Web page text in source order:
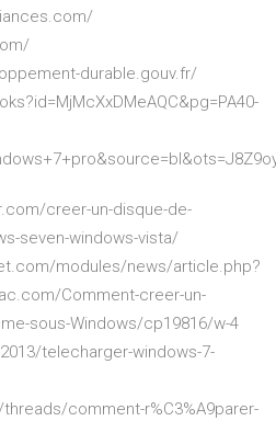
durable.gouv.fr/
creer-un-disque-de-
seven-windows-vista/
modules/news/article.php?
Comment-creer-un-
sous-Windows/cp19816/w-4
telecharger-windows-7-
comment-r%C3%A9parer-